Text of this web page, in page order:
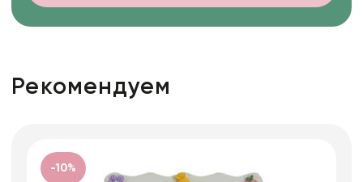
Рекомендуем
-10%